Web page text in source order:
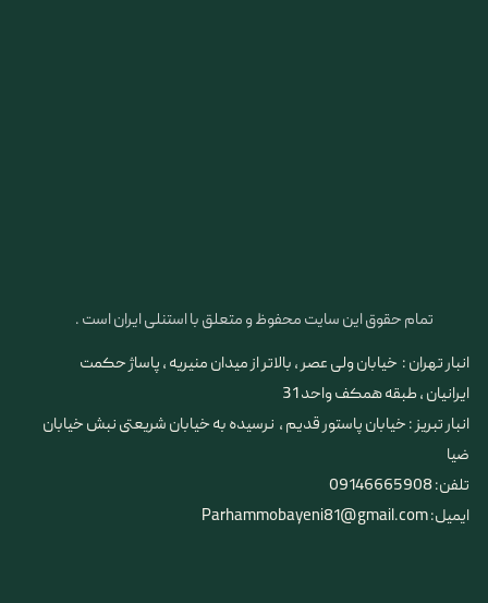
تمام حقوق این سایت محفوظ و متعلق با استنلی ایران است .
انبار تهران : خیابان ولی عصر ، بالاتر از میدان منیریه ، پاساژ حکمت
ایرانیان ، طبقه همکف واحد 31
​​​​​​​انبار تبریز : خیابان پاستور قدیم ، نرسیده به خیابان شریعتی نبش خیابان
ضیا
تلفن: 09146665908
ایمیل: Parhammobayeni81@gmail.com